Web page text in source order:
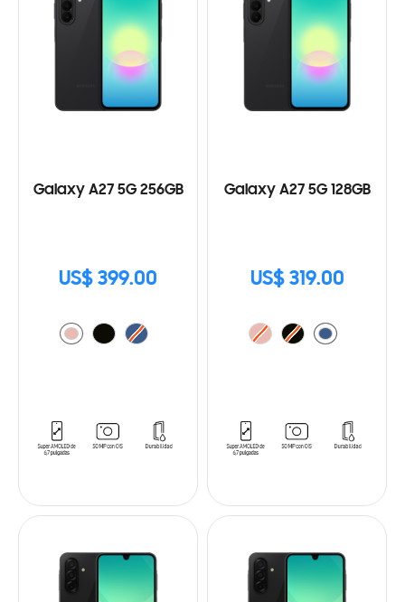
Galaxy A27 5G 256GB
US$ 399.00
Galaxy A27 5G 128GB
US$ 319.00